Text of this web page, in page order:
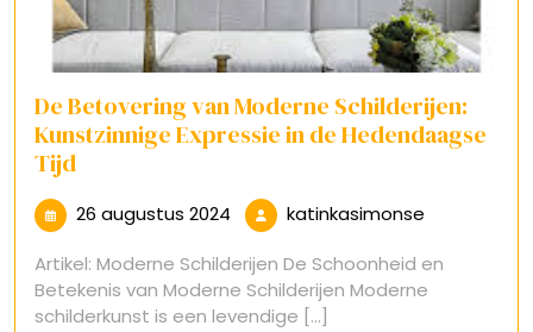
De Betovering van Moderne Schilderijen:
Kunstzinnige Expressie in de Hedendaagse
Tijd
26 augustus 2024 26
augustus
2024
katinkasimonse
Artikel: Moderne Schilderijen De Schoonheid en
Betekenis van Moderne Schilderijen Moderne
schilderkunst is een levendige [...]